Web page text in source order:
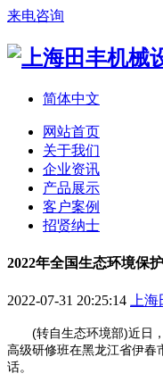
来电咨询
简体中文
网站首页
关于我们
企业资讯
产品展示
客户案例
招贤纳士
2022年全国生态环境保
2022-07-31 20:25:14 上
(转自生态环境部)近日，
高级研修班在黑龙江省伊春
话。